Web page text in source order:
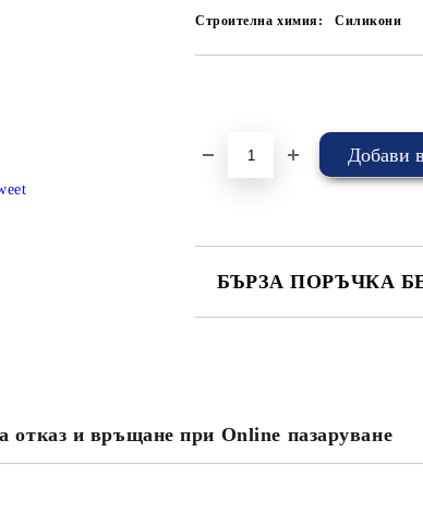
Строителна химия: Силикони
БЪРЗА ПОРЪЧКА
Съгласен съм с
отказ и връщане при Online пазаруване